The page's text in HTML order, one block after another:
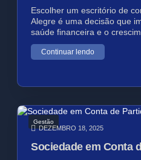
Escolher um escritório de
Alegre é uma decisão que
saúde financeira e o
Continuar lendo
Gestão
DEZEMBRO 18, 2025
Sociedade em Conta